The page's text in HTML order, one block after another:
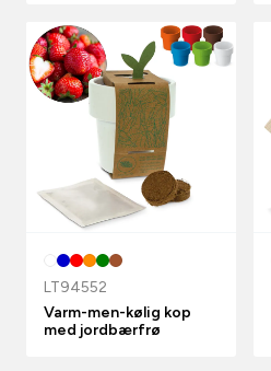
LT94552
Varm-men-kølig kop
med jordbærfrø